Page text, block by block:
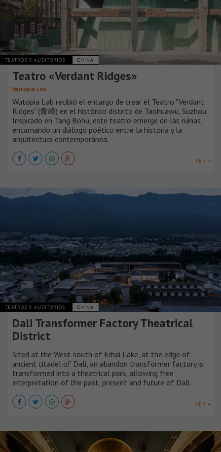
TEATROS Y AUDITORIOS CHINA
Teatro «Verdant Ridges»
Wutopia Lab
Wutopia Lab recibió el encargo de crear el Teatro "Verdant
Ridges" (青嶂) en el histórico distrito de Taohuawu, Suzhou.
Inspirado en Tang Bohu, este teatro emerge de las ruinas,
encarnando un diálogo poético entre la historia y la
arquitectura contemporánea.
VER +
TEATROS Y AUDITORIOS CHINA
Dali Transformer Factory Theatrical
District
Sited at the West-south of Erhai Lake, at the edge of
ancient citadel of Dali, an abandon transformer factory is
transformed into a theatrical park, allowing free
interpretation of the past, present and future of Dali.
VER +